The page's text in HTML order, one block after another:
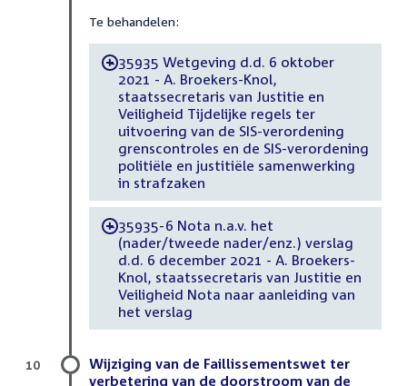
Te behandelen:
-35935 Wetgeving d.d. 6 oktober
2021 - A. Broekers-Knol,
staatssecretaris van Justitie en
Veiligheid Tijdelijke regels ter
uitvoering van de SIS-verordening
grenscontroles en de SIS-verordening
politiële en justitiële samenwerking
in strafzaken
-35935-6 Nota n.a.v. het
(nader/tweede nader/enz.) verslag
d.d. 6 december 2021 - A. Broekers-
Knol, staatssecretaris van Justitie en
Veiligheid Nota naar aanleiding van
het verslag
Wijziging van de Faillissementswet ter
verbetering van de doorstroom van de
10